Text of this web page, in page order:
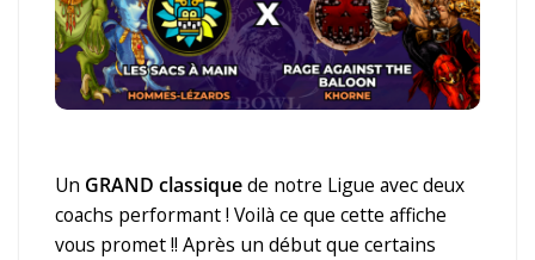
Un GRAND classiquede notre Ligue avec deux
coachs performant ! Voilà ce que cette affiche
vous promet !! Après un début que certains